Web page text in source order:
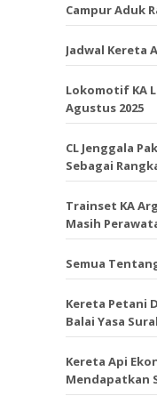
Campur Aduk
Jadwal Kereta
Lokomotif KA
Agustus 2025
CL Jenggala
Sebagai
Trainset KA
Masih
Semua
Kereta Petani
Balai Yasa
Kereta Api
Mendapatkan